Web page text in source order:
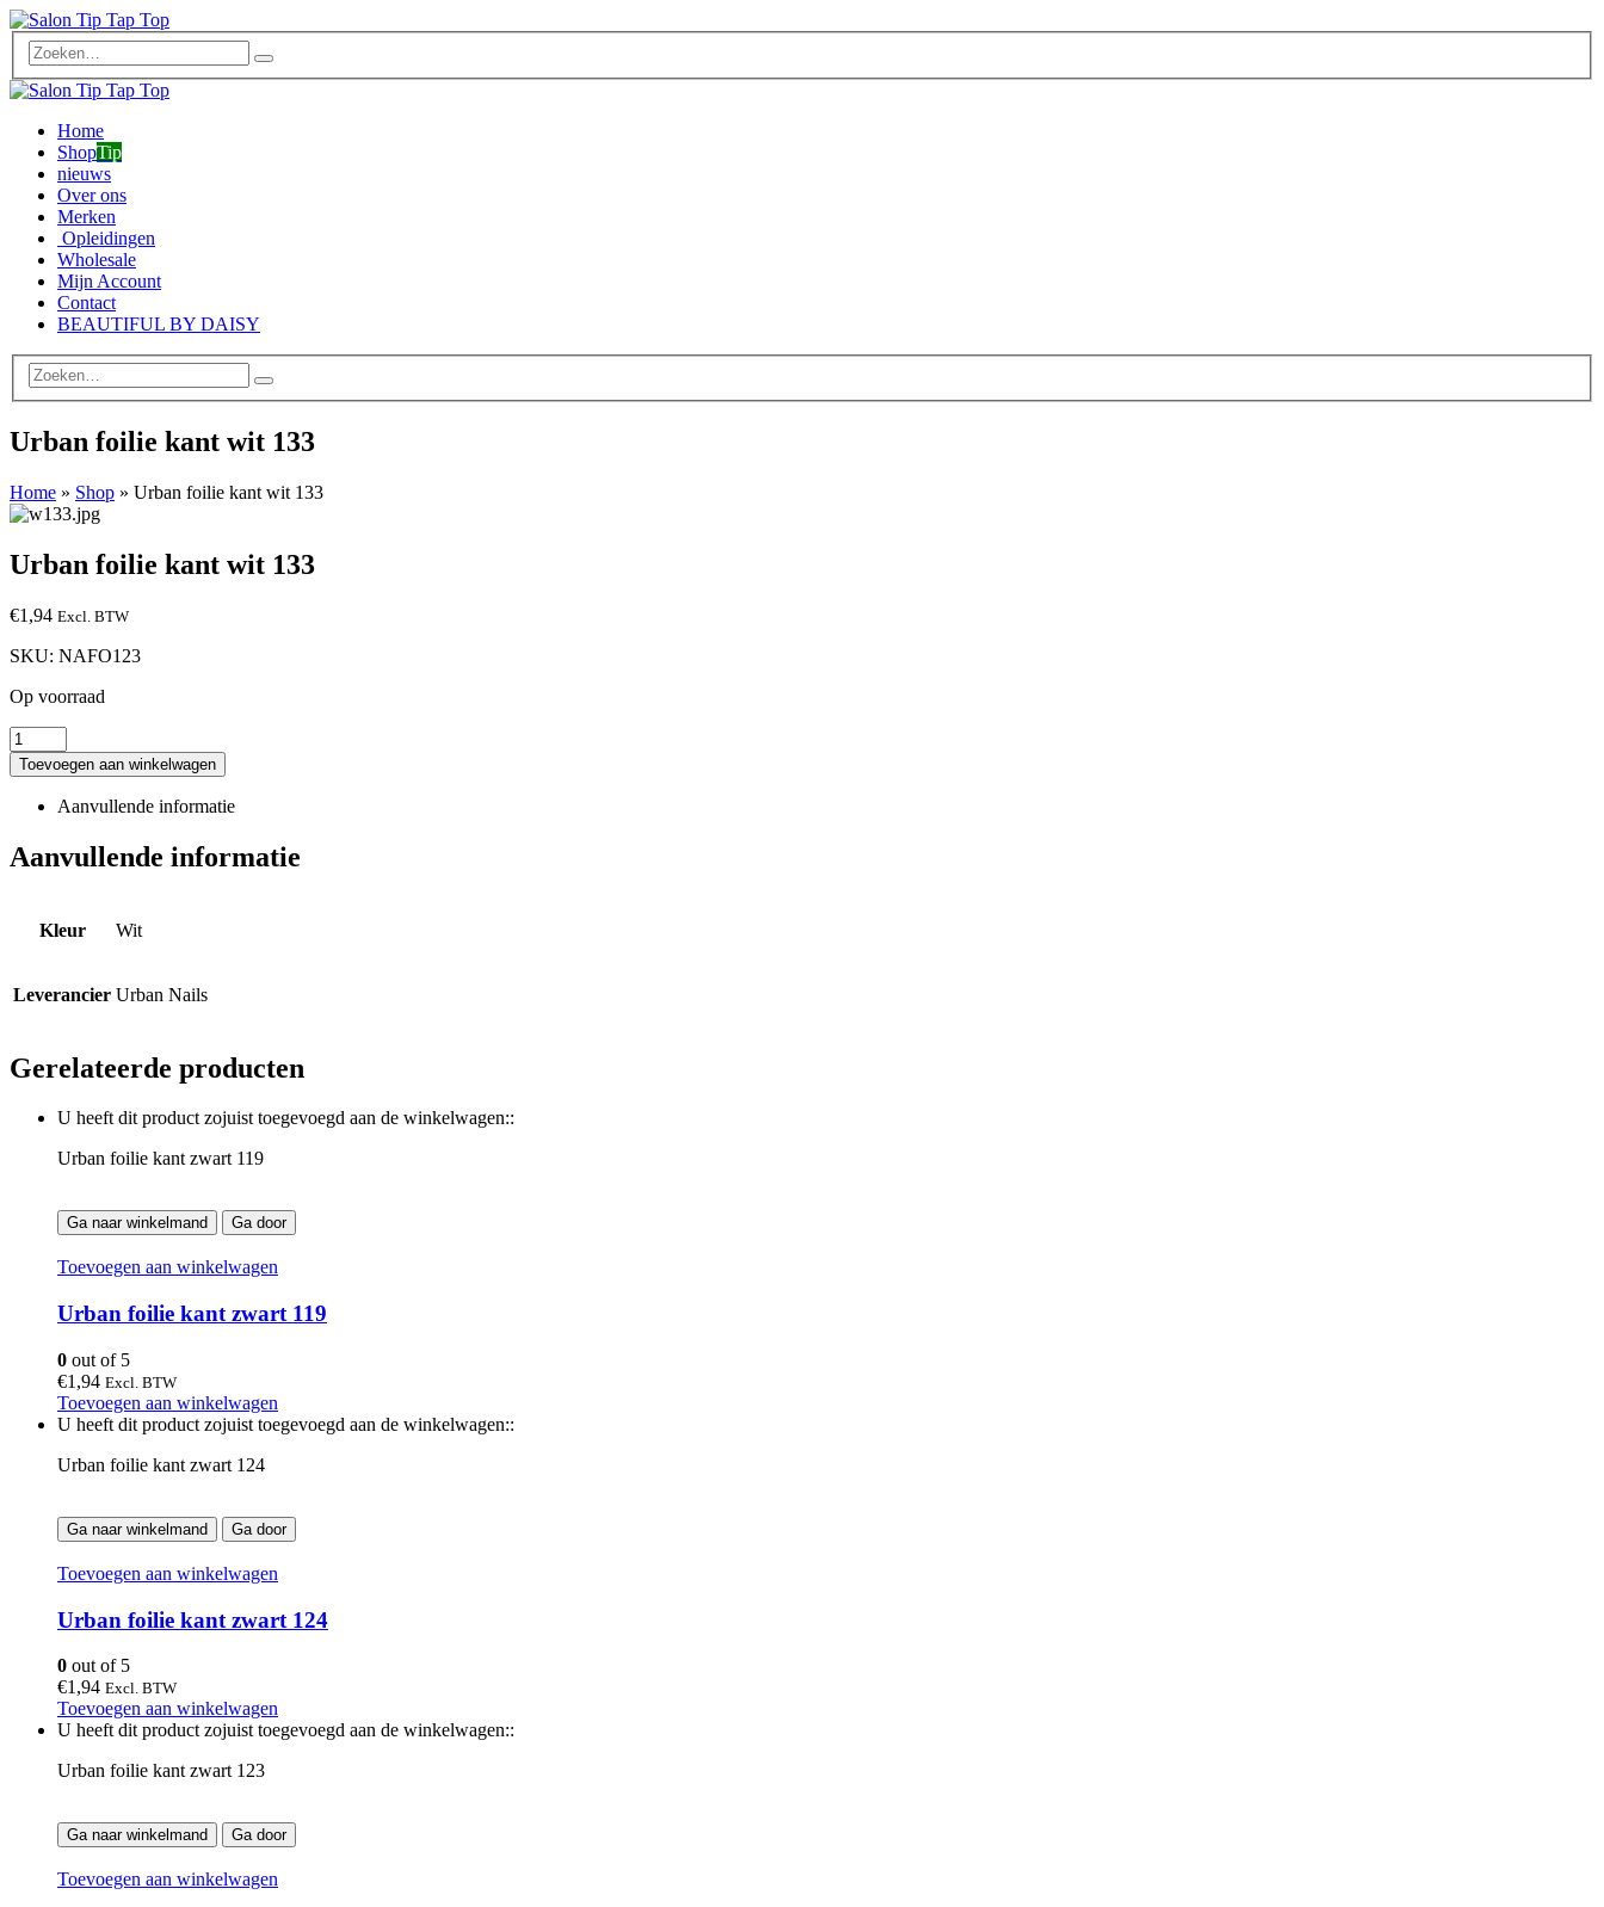
Home
ShopTip
nieuws
Over ons
Merken
Opleidingen
Wholesale
Mijn Account
Contact
BEAUTIFUL BY DAISY
Urban foilie kant wit 133
Home » Shop » Urban foilie kant wit 133
Urban foilie kant wit 133
€1,94 Excl. BTW
SKU: NAFO123
Op voorraad
Toevoegen aan winkelwagen
Aanvullende informatie
Aanvullende informatie
Kleur Wit
Leverancier Urban Nails
Gerelateerde producten
U heeft dit product zojuist toegevoegd aan de winkelwagen::
Urban foilie kant zwart 119
Ga naar winkelmand Ga door
Toevoegen aan winkelwagen
Urban foilie kant zwart 119
0 out of 5
€1,94 Excl. BTW
Toevoegen aan winkelwagen
U heeft dit product zojuist toegevoegd aan de winkelwagen::
Urban foilie kant zwart 124
Ga naar winkelmand Ga door
Toevoegen aan winkelwagen
Urban foilie kant zwart 124
0 out of 5
€1,94 Excl. BTW
Toevoegen aan winkelwagen
U heeft dit product zojuist toegevoegd aan de winkelwagen::
Urban foilie kant zwart 123
Ga naar winkelmand Ga door
Toevoegen aan winkelwagen